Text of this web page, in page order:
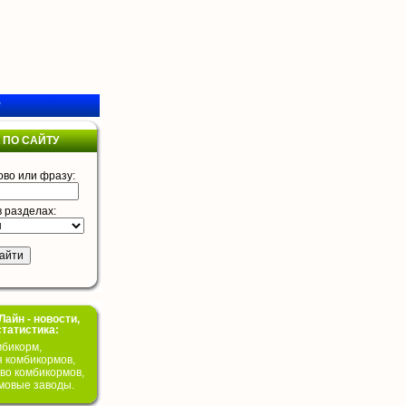
САЙТУ
или фразу:
разделах:
- новости,
комбикормов,
комбикормов,
заводы.